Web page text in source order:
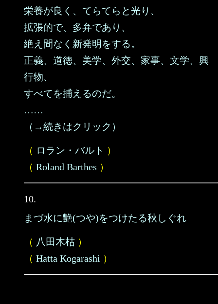
栄養が良く、てらてらと光り、
拡張的で、多弁であり、
絶え間なく新発明をする。
正義、道徳、美学、外交、家事、文学、興
行物、
すべてを捕えるのだ。
……
（→続きはクリック）
（ ロラン・バルト ）
（ Roland Barthes ）
10.
まづ水に艶(つや)をつけたる秋しぐれ
（ 八田木枯 ）
（ Hatta Kogarashi ）